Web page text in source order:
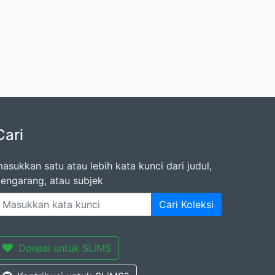
satu atau lebih kata kunci dari judul,
atau subjek
Cari Koleksi
Donasi untuk SLiMS